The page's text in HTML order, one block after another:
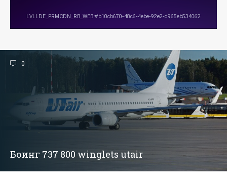
0
Боинг 737 800 winglets utair